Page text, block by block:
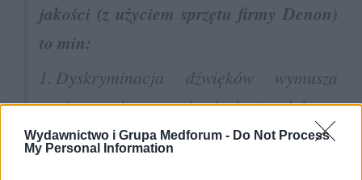
Wydawnictwo i Grupa Medforum - Do Not Process
My Personal Information
jakości (z użyciem sprzętu firmy Denon)
to min:
Dyskryminacja dźwięków wymusza
gimnastykę narządu słuchu (w dobrym
tego słowa znaczeniu)